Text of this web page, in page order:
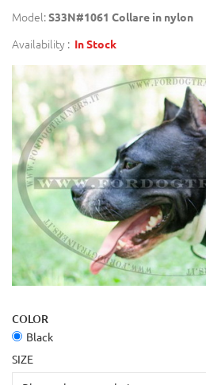
Model:S33N#1061 Collare in nylon
Availability : In Stock
COLOR
Black
SIZE